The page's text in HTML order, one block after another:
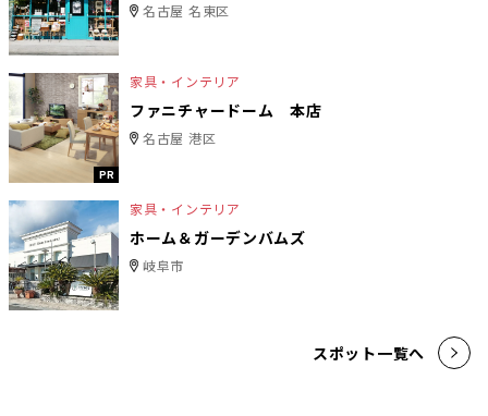
名古屋 名東区
PR
家具・インテリア
ファニチャードーム 本店
名古屋 港区
家具・インテリア
ホーム＆ガーデンバムズ
岐阜市
スポット一覧へ